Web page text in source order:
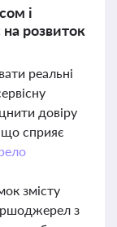
і
розвиток
реальні
довіру
що сприяє
змісту
з